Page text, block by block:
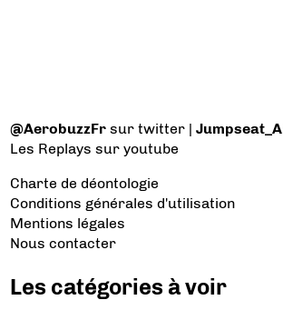
@AerobuzzFr sur twitter |
Les Replays sur youtube
Charte de déontologie
Conditions générales d'utilisation
Mentions légales
Nous contacter
Les catégories à voir